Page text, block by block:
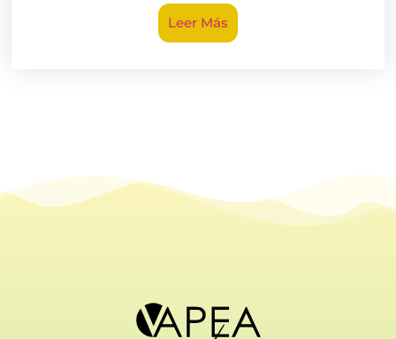
Leer Más